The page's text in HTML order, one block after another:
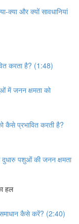
और क्यों सावधानियां
करता है? (1:48)
में जनन क्षमता को
कैसे प्रभावित करती है?
दुधारु पशुओं की जनन क्षमता
हल
कैसे करें? (2:40)